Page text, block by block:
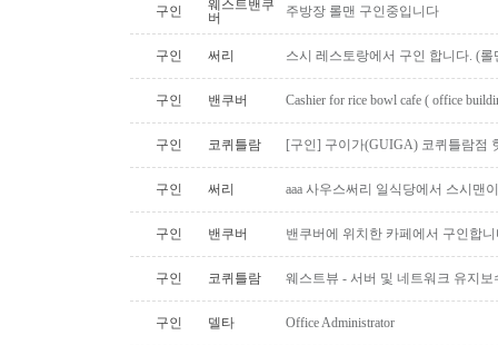
구인
웨스트밴쿠
버
주방장 롤맨 구인중입니다
구인 써리 스시 레스토랑에서 구인 합니다. (롤
구인 밴쿠버 Cashier for rice bowl cafe ( office
구인 코퀴틀람 [구인] 구이가(GUIGA) 코퀴틀람점
구인 써리 aaa 사우스써리 일식당에서 스시맨
구인 밴쿠버 밴쿠버에 위치한 카페에서 구인합
구인 코퀴틀람 웨스트뷰 - 서버 및 네트워크 유지보
구인 델타 Office Administrator